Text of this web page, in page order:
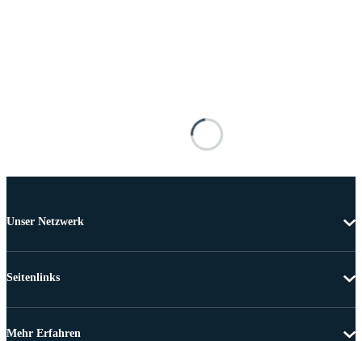
Unser Netzwerk
Seitenlinks
Mehr Erfahren